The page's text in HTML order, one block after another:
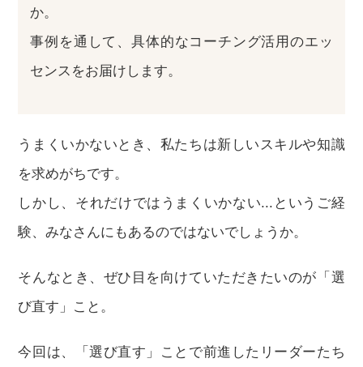
か。
事例を通して、具体的なコーチング活用のエッ
センスをお届けします。
うまくいかないとき、私たちは新しいスキルや知識
を求めがちです。
しかし、それだけではうまくいかない...というご経
験、みなさんにもあるのではないでしょうか。
そんなとき、ぜひ目を向けていただきたいのが「選
び直す」こと。
今回は、「選び直す」ことで前進したリーダーたち